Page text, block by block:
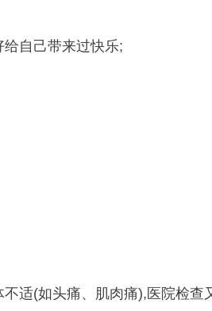
自己带来过快乐;
适(如头痛、肌肉痛),医院检查